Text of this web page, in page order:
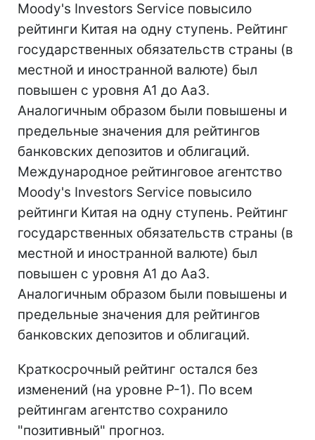
Moody's Investors Service повысило
рейтинги Китая на одну ступень. Рейтинг
государственных обязательств страны (в
местной и иностранной валюте) был
повышен с уровня A1 до Aa3.
Аналогичным образом были повышены и
предельные значения для рейтингов
банковских депозитов и облигаций.
Международное рейтинговое агентство
Moody's Investors Service повысило
рейтинги Китая на одну ступень. Рейтинг
государственных обязательств страны (в
местной и иностранной валюте) был
повышен с уровня A1 до Aa3.
Аналогичным образом были повышены и
предельные значения для рейтингов
банковских депозитов и облигаций.
Краткосрочный рейтинг остался без
изменений (на уровне P-1). По всем
рейтингам агентство сохранило
"позитивный" прогноз.